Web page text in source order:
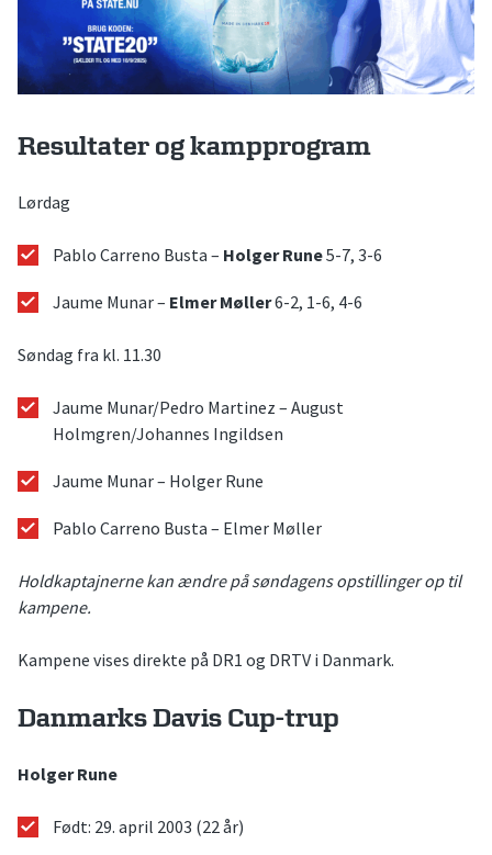
Resultater og kampprogram
Lørdag
Pablo Carreno Busta – Holger Rune5-7, 3-6
Jaume Munar – Elmer Møller6-2, 1-6, 4-6
Søndag fra kl. 11.30
Jaume Munar/Pedro Martinez – August
Holmgren/Johannes Ingildsen
Jaume Munar – Holger Rune
Pablo Carreno Busta – Elmer Møller
Holdkaptajnerne kan ændre på søndagens opstillinger op til
kampene.
Kampene vises direkte på DR1 og DRTV i Danmark.
Danmarks Davis Cup-trup
Holger Rune
Født: 29. april 2003 (22 år)